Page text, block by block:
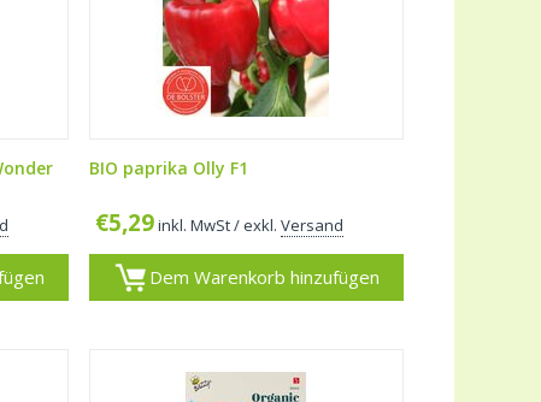
BIO paprika Olly F1
€5,29inkl. MwSt/ exkl. Versand
Dem Warenkorb hinzufügen